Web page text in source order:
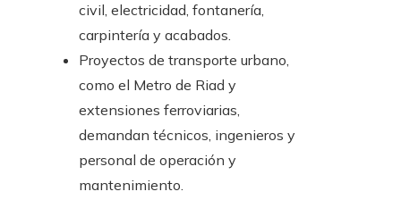
civil, electricidad, fontanería,
carpintería y acabados.
Proyectos de transporte urbano,
como el Metro de Riad y
extensiones ferroviarias,
demandan técnicos, ingenieros y
personal de operación y
mantenimiento.